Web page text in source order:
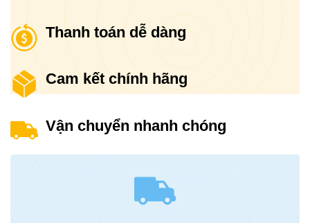
Thanh toán dễ dàng
Cam kết chính hãng
Vận chuyển nhanh chóng